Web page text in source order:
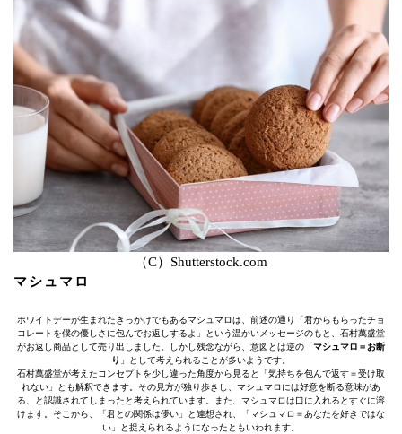
（C）Shutterstock.com
マシュマロ
ホワイトデーが生まれたきっかけでもあるマシュマロは、前述の通り「君からもらったチョ
コレートを僕の優しさに包んでお返しするよ」という温かいメッセージのもと、石村萬盛堂
がお返し商品として売り出しました。しかし残念ながら、意図とは逆の「マシュマロ＝お断
り 」として考えられることが多いようです。
石村萬盛堂が考えたコンセプトを少し違った角度から見ると「気持ちを包んで返す＝受け取
れない」とも解釈できます。その見方が独り歩きし、マシュマロには好意を断る意味があ
る、と認識されてしまったと考えられています。また、マシュマロは口に入れるとすぐに溶
けます。そこから、「君との関係は儚い」と連想され、「マシュマロ＝あなたを好きではな
い」と捉えられるようになったともいわれます。